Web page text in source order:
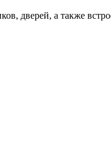
дверей, а также